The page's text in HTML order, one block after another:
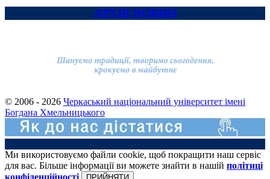
АРХІВ НОВИН
© 2006 - 2026 Черкаський національний університет імені
Богдана Хмельницького
Ми використовуємо файли cookie, щоб покращити наш сервіс
для вас. Більше інформації ви можете знайти в нашій політиці